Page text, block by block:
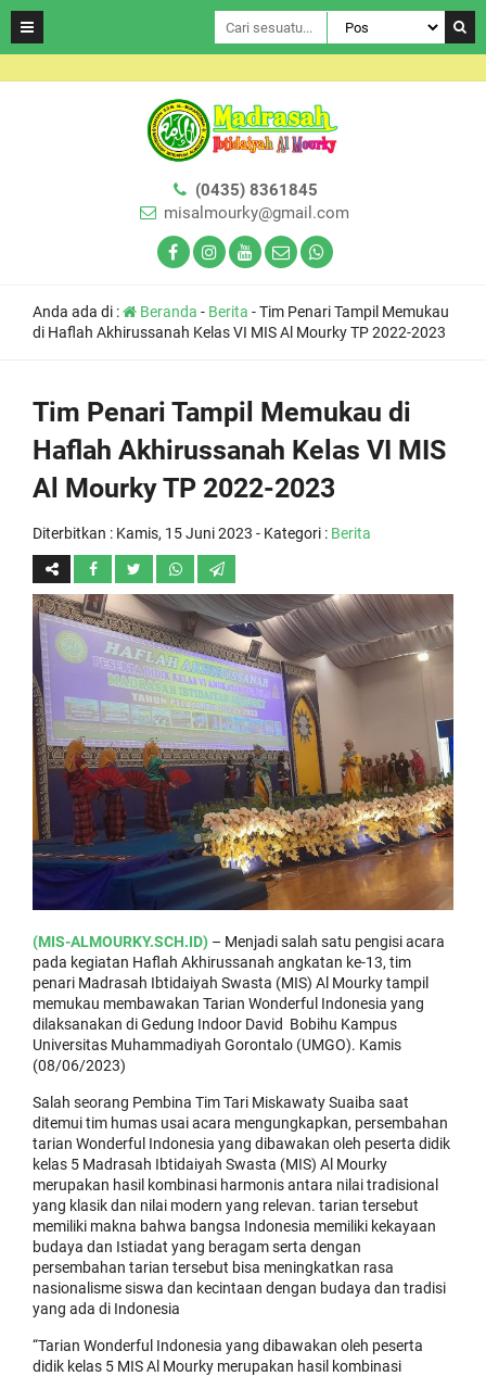
(0435) 8361845
misalmourky@gmail.com
Anda ada di : Beranda - Berita -Tim Penari Tampil Memukau
di Haflah Akhirussanah Kelas VI MIS Al Mourky TP 2022-2023
Tim Penari Tampil Memukau di
Haflah Akhirussanah Kelas VI MIS
Al Mourky TP 2022-2023
Diterbitkan : Kamis, 15 Juni 2023 - Kategori : Berita
(MIS-ALMOURKY.SCH.ID) – Menjadi salah satu pengisi acara
pada kegiatan Haflah Akhirussanah angkatan ke-13, tim
penari Madrasah Ibtidaiyah Swasta (MIS) Al Mourky tampil
memukau membawakan Tarian Wonderful Indonesia yang
dilaksanakan di Gedung Indoor David Bobihu Kampus
Universitas Muhammadiyah Gorontalo (UMGO). Kamis
(08/06/2023)
Salah seorang Pembina Tim Tari Miskawaty Suaiba saat
ditemui tim humas usai acara mengungkapkan, persembahan
tarian Wonderful Indonesia yang dibawakan oleh peserta didik
kelas 5 Madrasah Ibtidaiyah Swasta (MIS) Al Mourky
merupakan hasil kombinasi harmonis antara nilai tradisional
yang klasik dan nilai modern yang relevan. tarian tersebut
memiliki makna bahwa bangsa Indonesia memiliki kekayaan
budaya dan Istiadat yang beragam serta dengan
persembahan tarian tersebut bisa meningkatkan rasa
nasionalisme siswa dan kecintaan dengan budaya dan tradisi
yang ada di Indonesia
“Tarian Wonderful Indonesia yang dibawakan oleh peserta
didik kelas 5 MIS Al Mourky merupakan hasil kombinasi